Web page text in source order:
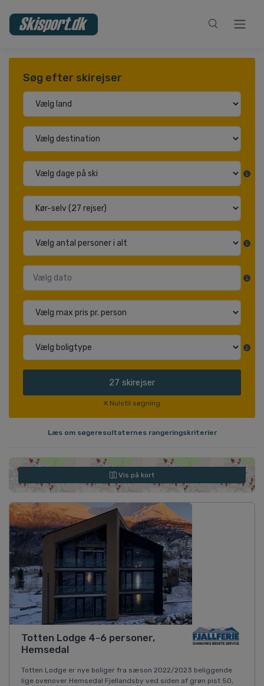
Søg efter skirejser
27 skirejser
Nulstil søgning
Læs om søgeresultaternes rangeringskriterier
Vis på kort
Totten Lodge 4-6 personer,
Hemsedal
Totten Lodge er nye boliger fra sæson 2022/2023 beliggende
lige ovenover Hemsedal Fjellandsby ved siden af grøn pist 50,